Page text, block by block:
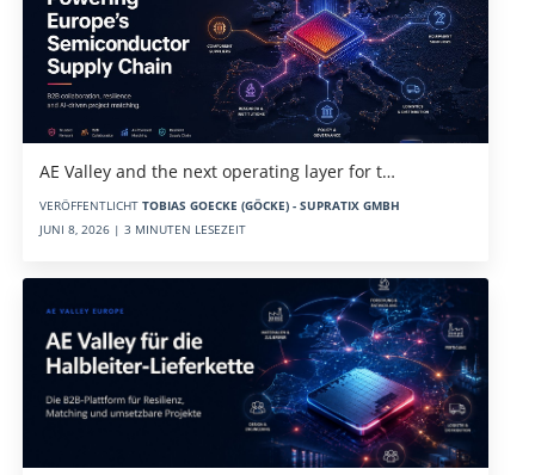
AE Valley and the next operating layer for t…
VERÖFFENTLICHT TOBIAS GOECKE (GÖCKE) - SUPRATIX GMBH
JUNI 8, 2026 | 3 MINUTEN LESEZEIT